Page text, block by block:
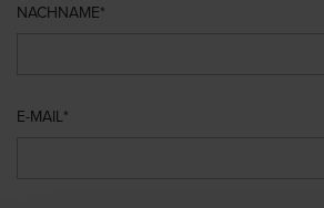
NACHNAME
E-MAIL